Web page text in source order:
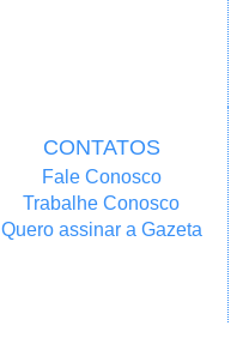
CONTATOS
Fale Conosco
Trabalhe Conosco
Quero assinar a Gazeta